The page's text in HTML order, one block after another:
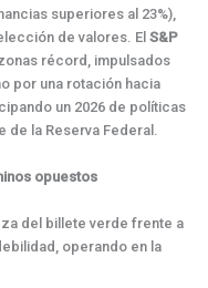
superiores al 23%),
de valores. El S&P
récord, impulsados
por una rotación hacia
un 2026 de políticas
la Reserva Federal.
opuestos
del billete verde frente a
operando en la